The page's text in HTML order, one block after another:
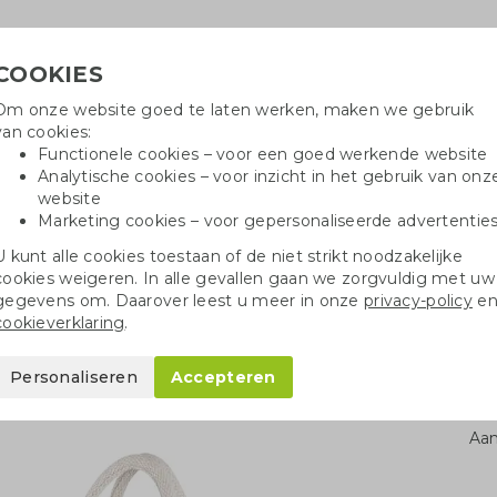
Drinkflessen Balpennen Tote
Juco shopper
onze website goed te laten werken, maken we gebruik
cookies:
Functionele cookies – voor een goed werkende website
Analytische cookies – voor inzicht in het gebruik van
website
Marketing cookies – voor gepersonaliseerde
kunt alle cookies toestaan of de niet strikt noodzakelijke
weigeren. In alle gevallen gaan we zorgvuldig met uw
om. Daarover leest u meer in onzeprivacy-policyen
.
Personaliseren Accepteren